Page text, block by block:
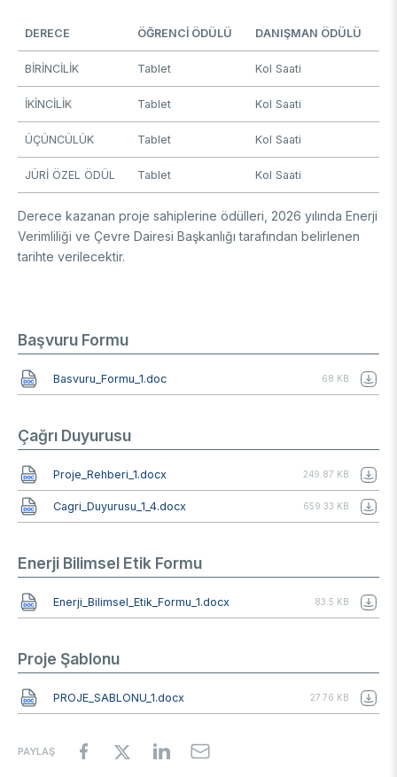
DERECE ÖĞRENCİ ÖDÜLÜ DANIŞMAN ÖDÜLÜ
BİRİNCİLİK Tablet Kol Saati
İKİNCİLİK Tablet Kol Saati
ÜÇÜNCÜLÜK Tablet Kol Saati
JÜRİ ÖZEL ÖDÜL Tablet Kol Saati
Derece kazanan proje sahiplerine ödülleri, 2026 yılında Enerji
Verimliliği ve Çevre Dairesi Başkanlığı tarafından belirlenen
tarihte verilecektir.
Başvuru Formu
Belge
Basvuru_Formu_1.doc 68 KB
Çağrı Duyurusu
Belge
Proje_Rehberi_1.docx 249.87 KB
Belge
Cagri_Duyurusu_1_4.docx 659.33 KB
Enerji Bilimsel Etik Formu
Belge
Enerji_Bilimsel_Etik_Formu_1.docx 83.5 KB
Proje Şablonu
Belge
PROJE_SABLONU_1.docx 27.76 KB
PAYLAŞ